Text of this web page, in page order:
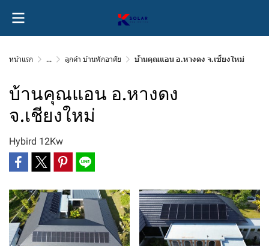
หน้าแรก ... ลูกค้า บ้านพักอาศัย บ้านคุณแอน อ.หางดง จ.เชียงใหม่
บ้านคุณแอน อ.หางดง
จ.เชียงใหม่
Hybird 12Kw